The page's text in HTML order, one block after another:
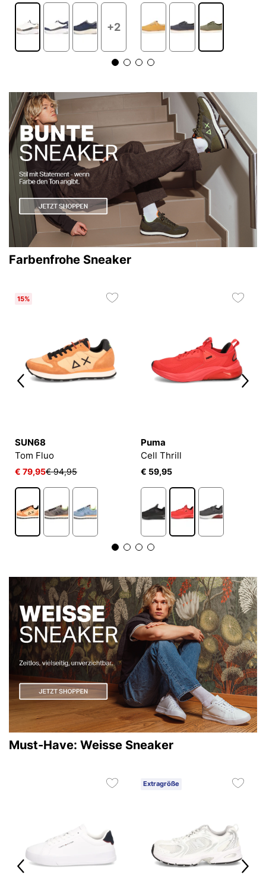
+2
Farbenfrohe Sneaker
15%
SUN68
Tom Fluo
€ 79,95€ 94,95
Puma
Cell Thrill
€ 59,95
Must-Have: Weisse Sneaker
Extragröße